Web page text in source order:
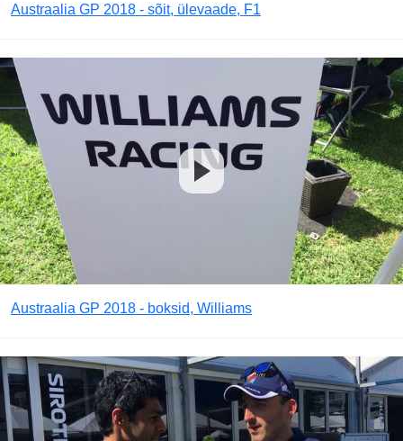
Austraalia GP 2018 - sõit, ülevaade, F1
Austraalia GP 2018 - boksid, Williams